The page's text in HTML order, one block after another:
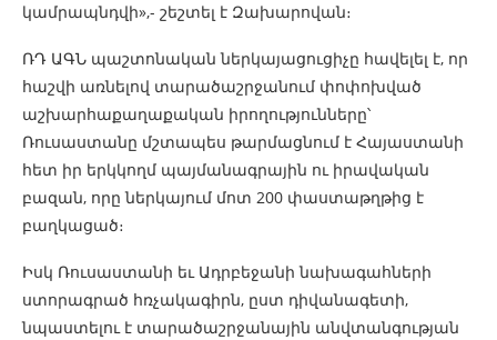
կամրապնդվի»,- շեշտել է Զախարովան։
ՌԴ ԱԳՆ պաշտոնական ներկայացուցիչը հավելել է, որ
հաշվի առնելով տարածաշրջանում փոփոխված
աշխարհաքաղաքական իրողությունները՝
Ռուսաստանը մշտապես թարմացնում է Հայաստանի
հետ իր երկկողմ պայմանագրային ու իրավական
բազան, որը ներկայում մոտ 200 փաստաթղթից է
բաղկացած։
Իսկ Ռուսաստանի եւ Ադրբեջանի նախագահների
ստորագրած հռչակագիրն, ըստ դիվանագետի,
նպաստելու է տարածաշրջանային անվտանգության